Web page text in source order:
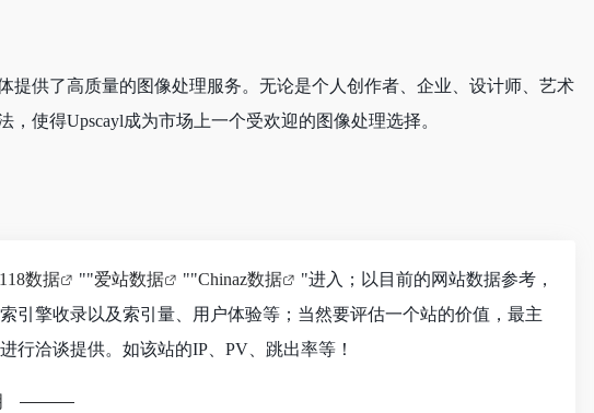
供了高质量的图像处理服务。无论是个人创作者、企业、设计师、艺术
使得Upscayl成为市场上一个受欢迎的图像处理选择。
数据 ""爱站数据 ""Chinaz数据
"进入；以目前的网站数据参考，
引擎收录以及索引量、用户体验等；当然要评估一个站的价值，最主
行洽谈提供。如该站的IP、PV、跳出率等！